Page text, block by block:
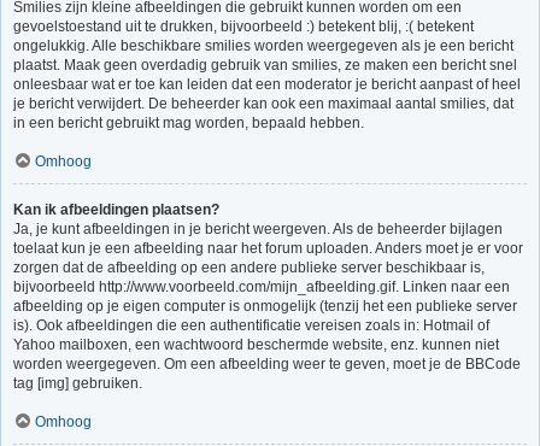
Smilies zijn kleine afbeeldingen die gebruikt kunnen worden om een
gevoelstoestand uit te drukken, bijvoorbeeld :) betekent blij, :( betekent
ongelukkig. Alle beschikbare smilies worden weergegeven als je een bericht
plaatst. Maak geen overdadig gebruik van smilies, ze maken een bericht snel
onleesbaar wat er toe kan leiden dat een moderator je bericht aanpast of heel
je bericht verwijdert. De beheerder kan ook een maximaal aantal smilies, dat
in een bericht gebruikt mag worden, bepaald hebben.
Omhoog
Kan ik afbeeldingen plaatsen?
Ja, je kunt afbeeldingen in je bericht weergeven. Als de beheerder bijlagen
toelaat kun je een afbeelding naar het forum uploaden. Anders moet je er voor
zorgen dat de afbeelding op een andere publieke server beschikbaar is,
bijvoorbeeld http://www.voorbeeld.com/mijn_afbeelding.gif. Linken naar een
afbeelding op je eigen computer is onmogelijk (tenzij het een publieke server
is). Ook afbeeldingen die een authentificatie vereisen zoals in: Hotmail of
Yahoo mailboxen, een wachtwoord beschermde website, enz. kunnen niet
worden weergegeven. Om een afbeelding weer te geven, moet je de BBCode
tag [img] gebruiken.
Omhoog